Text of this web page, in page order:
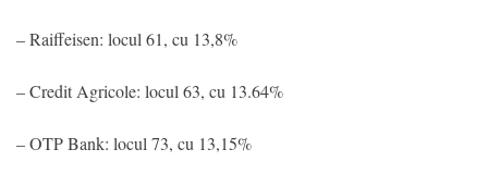
– Raiffeisen: locul 61, cu 13,8%
– Credit Agricole: locul 63, cu 13.64%
– OTP Bank: locul 73, cu 13,15%